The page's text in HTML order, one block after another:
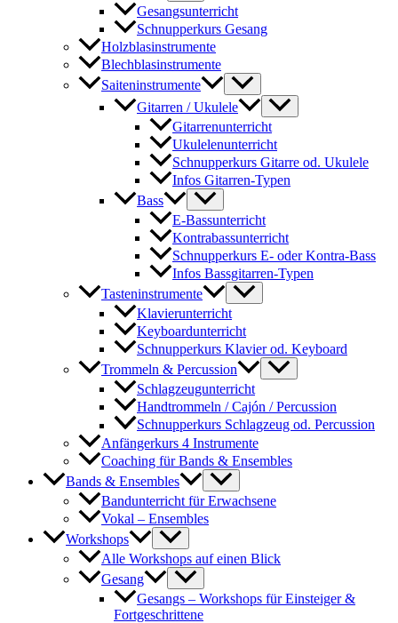
Gesangsunterricht
Schnupperkurs Gesang
Holzblasinstrumente
Blechblasinstrumente
Saiteninstrumente
Gitarren / Ukulele
Gitarrenunterricht
Ukulelenunterricht
Schnupperkurs Gitarre od. Ukulele
Infos Gitarren-Typen
Bass
E-Bassunterricht
Kontrabassunterricht
Schnupperkurs E- oder Kontra-Bass
Infos Bassgitarren-Typen
Tasteninstrumente
Klavierunterricht
Keyboardunterricht
Schnupperkurs Klavier od. Keyboard
Trommeln & Percussion
Schlagzeugunterricht
Handtrommeln / Cajón / Percussion
Schnupperkurs Schlagzeug od. Percussion
Anfängerkurs 4 Instrumente
Coaching für Bands & Ensembles
Bands & Ensembles
Bandunterricht für Erwachsene
Vokal – Ensembles
Workshops
Alle Workshops auf einen Blick
Gesang
Gesangs – Workshops für Einsteiger &
Fortgeschrittene